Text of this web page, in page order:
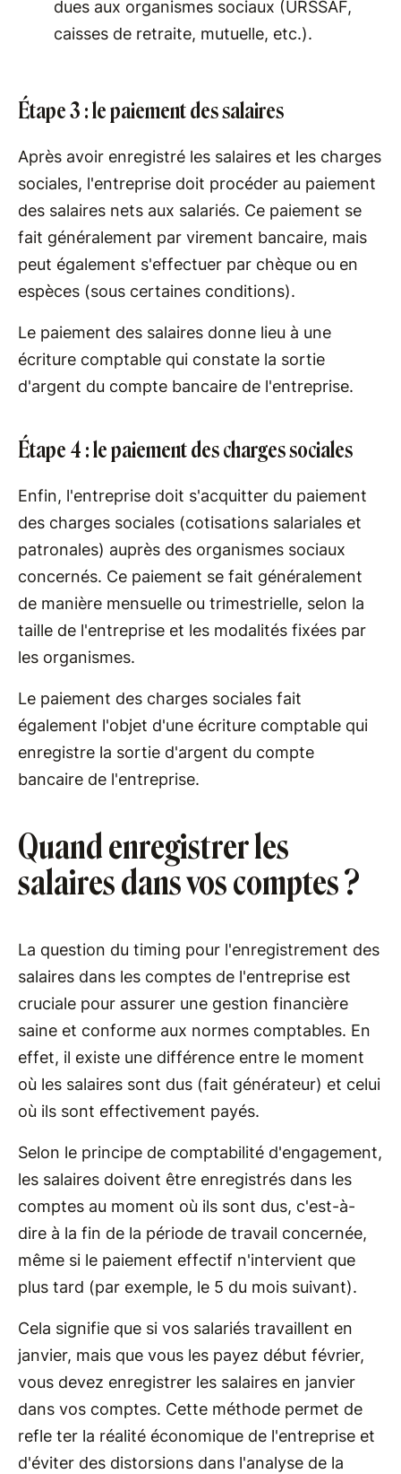
dues aux organismes sociaux (URSSAF,
caisses de retraite, mutuelle, etc.).
Étape 3 : le paiement des salaires
Après avoir enregistré les salaires et les charges
sociales, l'entreprise doit procéder au paiement
des salaires nets aux salariés. Ce paiement se
fait généralement par virement bancaire, mais
peut également s'effectuer par chèque ou en
espèces (sous certaines conditions).
Le paiement des salaires donne lieu à une
écriture comptable qui constate la sortie
d'argent du compte bancaire de l'entreprise.
Étape 4 : le paiement des charges sociales
Enfin, l'entreprise doit s'acquitter du paiement
des charges sociales (cotisations salariales et
patronales) auprès des organismes sociaux
concernés. Ce paiement se fait généralement
de manière mensuelle ou trimestrielle, selon la
taille de l'entreprise et les modalités fixées par
les organismes.
Le paiement des charges sociales fait
également l'objet d'une écriture comptable qui
enregistre la sortie d'argent du compte
bancaire de l'entreprise.
Quand enregistrer les
salaires dans vos comptes ?
La question du timing pour l'enregistrement des
salaires dans les comptes de l'entreprise est
cruciale pour assurer une gestion financière
saine et conforme aux normes comptables. En
effet, il existe une différence entre le moment
où les salaires sont dus (fait générateur) et celui
où ils sont effectivement payés.
Selon le principe de comptabilité d'engagement,
les salaires doivent être enregistrés dans les
comptes au moment où ils sont dus, c'est-à-
dire à la fin de la période de travail concernée,
même si le paiement effectif n'intervient que
plus tard (par exemple, le 5 du mois suivant).
Cela signifie que si vos salariés travaillent en
janvier, mais que vous les payez début février,
vous devez enregistrer les salaires en janvier
dans vos comptes. Cette méthode permet de
refle ter la réalité économique de l'entreprise et
d'éviter des distorsions dans l'analyse de la